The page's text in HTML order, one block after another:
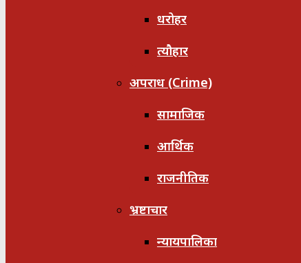
धरोहर
त्यौहार
अपराध (Crime)
सामाजिक
आर्थिक
राजनीतिक
भ्रष्टाचार
न्यायपालिका